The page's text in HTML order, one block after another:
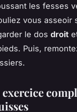
les fesses
vous asseoir
le dos droit
Puis,